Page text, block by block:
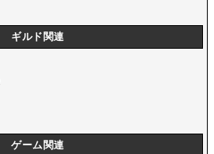
ギルド関連
ゲーム関連